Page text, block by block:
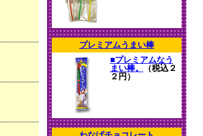
プレミアムうまい棒
■プレミアムなう
まい棒。
（税込２
２円）